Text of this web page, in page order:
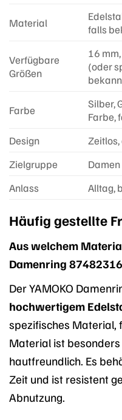
Material
falls
Verfügbare
Größen
16
(oder
Farbe
Silber,
Farbe,
Design
Zielgruppe
Damen
Anlass
Alltag,
Häufig gestellte
Aus welchem
Damenring
Der YAMOKO
hochwertigem
spezifisches Material,
Material ist
hautfreundlich. Es
Zeit und ist resistent
Abnutzung.